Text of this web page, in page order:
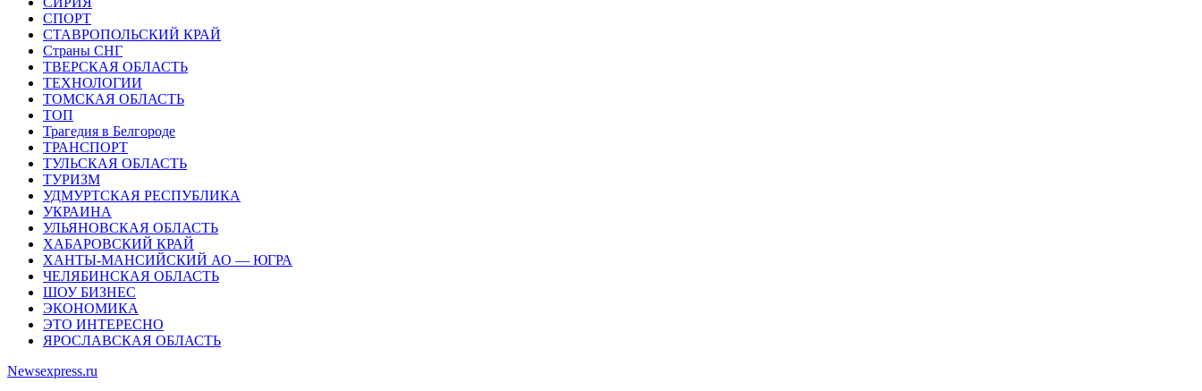
СПОРТ
СТАВРОПОЛЬСКИЙ КРАЙ
Страны СНГ
ТВЕРСКАЯ ОБЛАСТЬ
ТЕХНОЛОГИИ
ТОМСКАЯ ОБЛАСТЬ
ТОП
Трагедия в Белгороде
ТРАНСПОРТ
ТУЛЬСКАЯ ОБЛАСТЬ
ТУРИЗМ
УДМУРТСКАЯ РЕСПУБЛИКА
УКРАИНА
УЛЬЯНОВСКАЯ ОБЛАСТЬ
ХАБАРОВСКИЙ КРАЙ
ХАНТЫ-МАНСИЙСКИЙ АО — ЮГРА
ЧЕЛЯБИНСКАЯ ОБЛАСТЬ
ШОУ БИЗНЕС
ЭКОНОМИКА
ЭТО ИНТЕРЕСНО
ЯРОСЛАВСКАЯ ОБЛАСТЬ
Newsexpress.ru